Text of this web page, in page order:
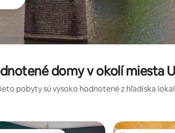
domy v okolí miesta
pobyty sú vysoko hodnotené z hľadiska